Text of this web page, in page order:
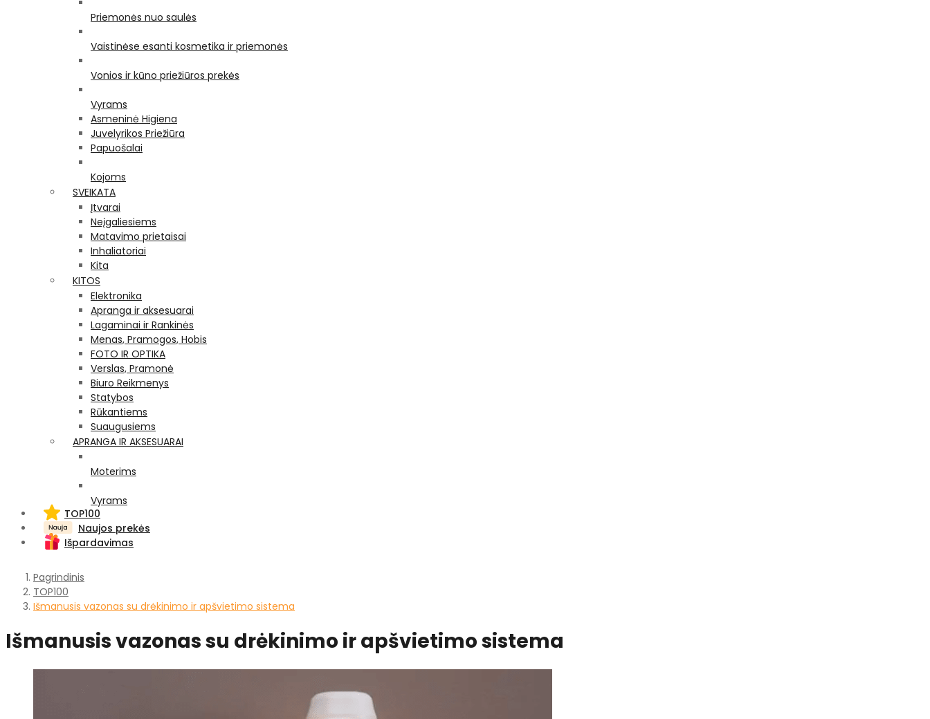
Priemonės nuo saulės
Vaistinėse esanti kosmetika ir priemonės
Vonios ir kūno priežiūros prekės
Vyrams
Asmeninė Higiena
Juvelyrikos Priežiūra
Papuošalai
Kojoms
SVEIKATA
Įtvarai
Neįgaliesiems
Matavimo prietaisai
Inhaliatoriai
Kita
KITOS
Elektronika
Apranga ir aksesuarai
Lagaminai ir Rankinės
Menas, Pramogos, Hobis
FOTO IR OPTIKA
Verslas, Pramonė
Biuro Reikmenys
Statybos
Rūkantiems
Suaugusiems
APRANGA IR AKSESUARAI
Moterims
Vyrams
TOP100
Naujos prekės
Išpardavimas
Pagrindinis
TOP100
Išmanusis vazonas su drėkinimo ir apšvietimo sistema
Išmanusis vazonas su drėkinimo ir apšvietimo sistema